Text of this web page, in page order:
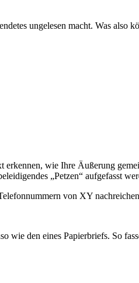
ungelesen macht. Was also
wie Ihre Äußerung
„Petzen“ aufgefasst
von XY
wie den eines Papierbriefs. So